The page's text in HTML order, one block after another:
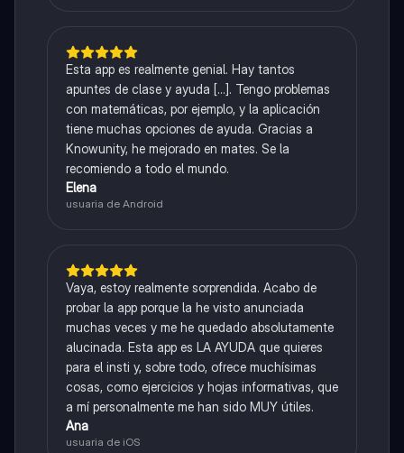
Esta app es realmente genial. Hay tantos
apuntes de clase y ayuda [...]. Tengo problemas
con matemáticas, por ejemplo, y la aplicación
tiene muchas opciones de ayuda. Gracias a
Knowunity, he mejorado en mates. Se la
recomiendo a todo el mundo.
Elena
usuaria de Android
Vaya, estoy realmente sorprendida. Acabo de
probar la app porque la he visto anunciada
muchas veces y me he quedado absolutamente
alucinada. Esta app es LA AYUDA que quieres
para el insti y, sobre todo, ofrece muchísimas
cosas, como ejercicios y hojas informativas, que
a mí personalmente me han sido MUY útiles.
Ana
usuaria de iOS